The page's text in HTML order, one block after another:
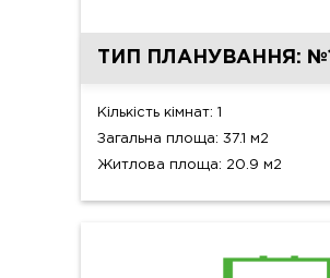
ТИП ПЛАНУВАННЯ:
Кількість кімнат: 1
Загальна площа: 37.1 м2
Житлова площа: 20.9 м2